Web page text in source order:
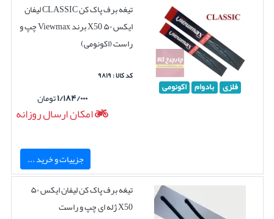
فلزی بادوام اکونومی
تیغه برف پاک کن CLASSIC لیفان
ایکس ۵۰ X50 برند Viewmax چپ و
راست (اکونومی)
کد کالا : ۹۸۱۹
۱/۱۸۴/۰۰۰تومان
امکان ارسال روزانه
جزییات و خرید ...
تیغه برف پاک کن لیفان ایکس ۵۰
X50 ژله ای چپ و راست